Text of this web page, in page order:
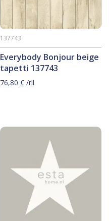
Everybody Bonjour beige
tapetti 137743
137743
76,80€ /rll